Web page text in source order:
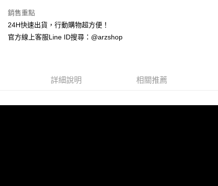
ATM付款
運送方式
銷售重點
24H快速出貨，行動購物超方便！
官方線上客服Line ID搜尋：@arzshop
詳細說明 相關推薦